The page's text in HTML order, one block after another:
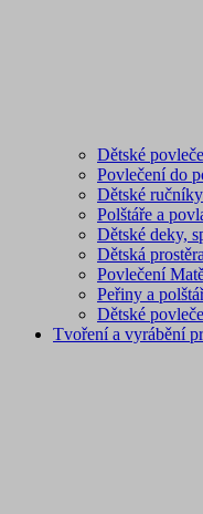
Dětské
Povlečení do
Dětské
Polštáře a
Dětské deky,
Dětská
Povlečení
Peřiny a
Dětské
Tvoření a vyrábění